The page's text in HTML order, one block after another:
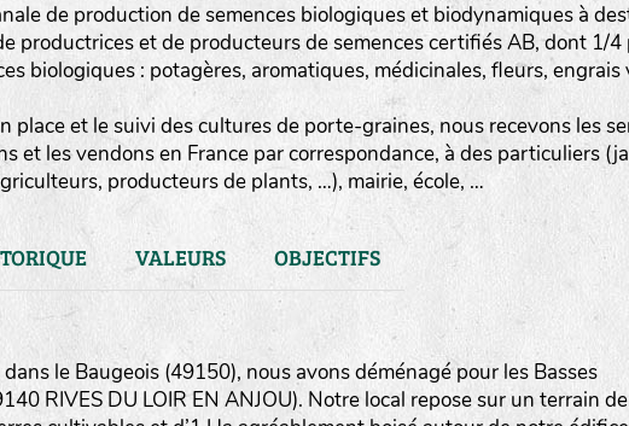
de production de semences biologiques et biodynamiques à
productrices et de producteurs de semences certifiés AB, dont 1/
biologiques : potagères, aromatiques, médicinales, fleurs,
place et le suivi des cultures de porte-graines, nous recevons les
et les vendons en France par correspondance, à des particuliers
producteurs de plants, …), mairie, école, …
VALEURS OBJECTIFS
le Baugeois (49150), nous avons déménagé pour les Basses
RIVES DU LOIR EN ANJOU). Notre local repose sur un terrain de